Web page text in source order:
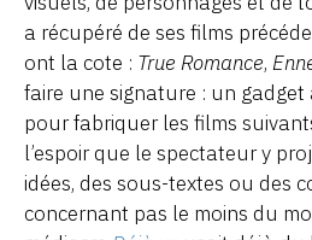
a récupéré de ses films
ont la cote : True Romance,
faire une signature : un
pour fabriquer les films
l’espoir que le spectateur y
idées, des sous-textes ou des
concernant pas le moins du